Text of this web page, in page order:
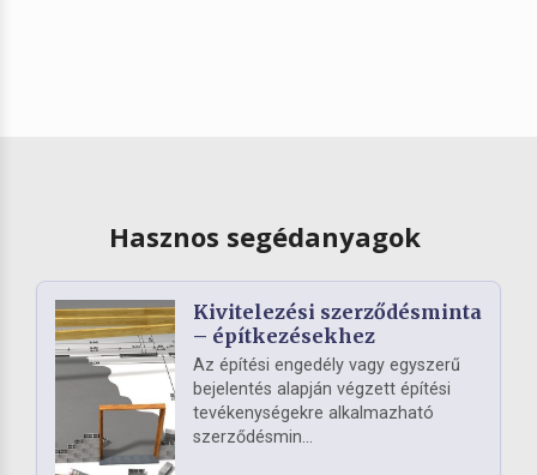
Hasznos segédanyagok
Kivitelezési szerződésminta
– építkezésekhez
Az építési engedély vagy egyszerű
bejelentés alapján végzett építési
tevékenységekre alkalmazható
szerződésmin...